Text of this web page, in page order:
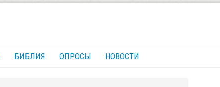
БИБЛИЯ ОПРОСЫ НОВОСТИ